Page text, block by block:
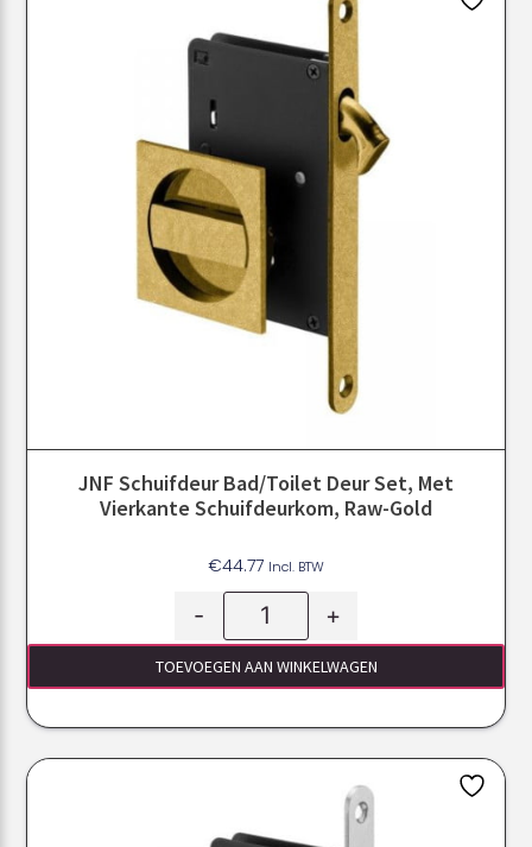
JNF Schuifdeur Bad/toilet Deur Set, Met
Vierkante Schuifdeurkom, Raw-Gold
€44.77 Incl. BTW
- +
TOEVOEGEN AAN WINKELWAGEN